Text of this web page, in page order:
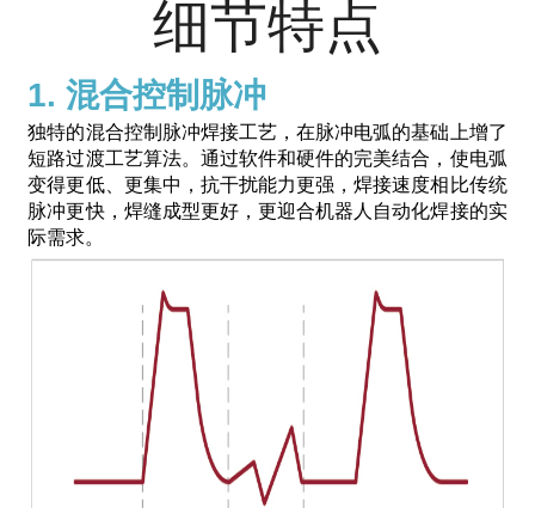
细节特点
1. 混合控制脉冲
独特的混合控制脉冲焊接工艺，在脉冲电弧的基础上增了
短路过渡工艺算法。通过软件和硬件的完美结合，使电弧
变得更低、更集中，抗干扰能力更强，焊接速度相比传统
脉冲更快，焊缝成型更好，更迎合机器人自动化焊接的实
际需求。